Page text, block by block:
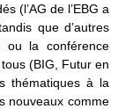
(l’AG de l’EBG a
que d’autres
ou la conférence
(BIG, Futur en
thématiques à la
nouveaux comme